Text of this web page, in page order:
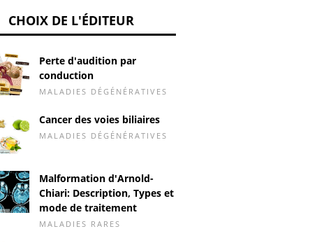
CHOIX DE L'ÉDITEUR
Perte d'audition par
conduction
MALADIES DÉGÉNÉRATIVES
Cancer des voies biliaires
MALADIES DÉGÉNÉRATIVES
Malformation d'Arnold-
Chiari: Description, Types et
mode de traitement
MALADIES RARES